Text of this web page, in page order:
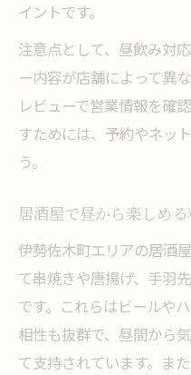
イントです。
注意点として、昼飲み対
ー内容が店舗によって異
レビューで営業情報を確
すためには、予約やネッ
う。
居酒屋で昼から楽しめ
伊勢佐木町エリアの居酒
て串焼きや唐揚げ、手羽
です。これらはビールや
相性も抜群で、昼間から
て支持されています。ま